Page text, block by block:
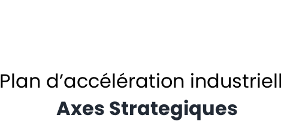
Plan d’accélération
Axes Strategiques